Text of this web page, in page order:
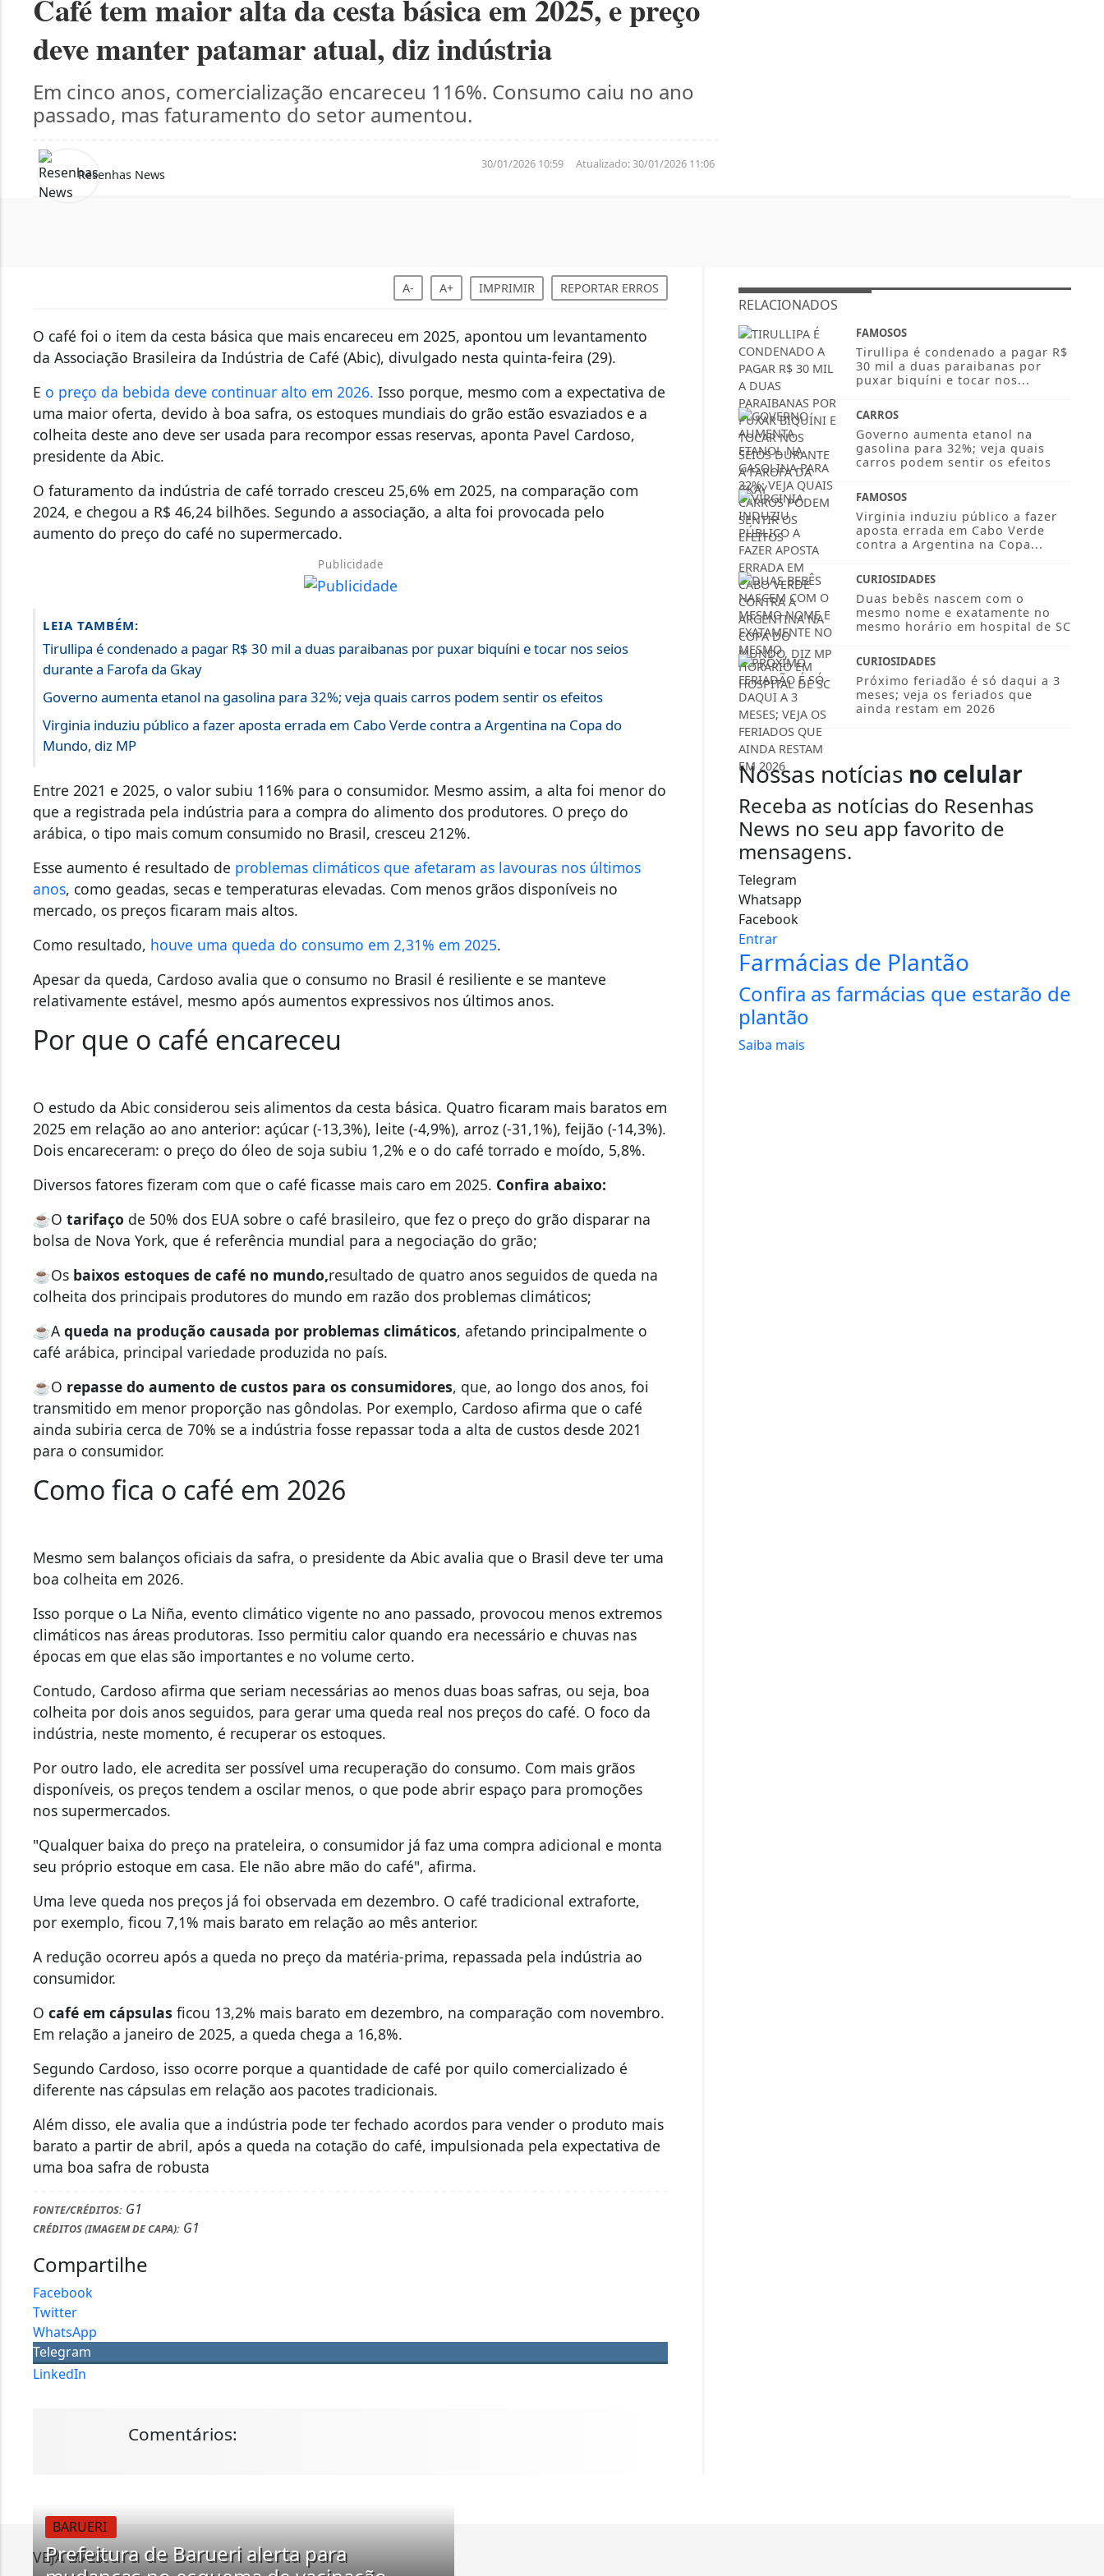
Café tem maior alta da cesta básica em 2025, e preço
deve manter patamar atual, diz indústria
Em cinco anos, comercialização encareceu 116%. Consumo caiu no ano
passado, mas faturamento do setor aumentou.
Resenhas News
Atualizado:30/01/2026 11:06
30/01/2026 10:59
A- A+ IMPRIMIR REPORTAR ERROS
O café foi o item da cesta básica que mais encareceu em 2025, apontou um levantamento
da Associação Brasileira da Indústria de Café (Abic), divulgado nesta quinta-feira (29).
E o preço da bebida deve continuar alto em 2026. Isso porque, mesmo com a expectativa de
uma maior oferta, devido à boa safra, os estoques mundiais do grão estão esvaziados e a
colheita deste ano deve ser usada para recompor essas reservas, aponta Pavel Cardoso,
presidente da Abic.
O faturamento da indústria de café torrado cresceu 25,6% em 2025, na comparação com
2024, e chegou a R$ 46,24 bilhões. Segundo a associação, a alta foi provocada pelo
aumento do preço do café no supermercado.
Publicidade
LEIA TAMBÉM:
Tirullipa é condenado a pagar R$ 30 mil a duas paraibanas por puxar biquíni e tocar nos seios
durante a Farofa da Gkay
Governo aumenta etanol na gasolina para 32%; veja quais carros podem sentir os efeitos
Virginia induziu público a fazer aposta errada em Cabo Verde contra a Argentina na Copa do
Mundo, diz MP
Entre 2021 e 2025, o valor subiu 116% para o consumidor. Mesmo assim, a alta foi menor do
que a registrada pela indústria para a compra do alimento dos produtores. O preço do
arábica, o tipo mais comum consumido no Brasil, cresceu 212%.
Esse aumento é resultado de problemas climáticos que afetaram as lavouras nos últimos
anos, como geadas, secas e temperaturas elevadas. Com menos grãos disponíveis no
mercado, os preços ficaram mais altos.
Como resultado, houve uma queda do consumo em 2,31% em 2025.
Apesar da queda, Cardoso avalia que o consumo no Brasil é resiliente e se manteve
relativamente estável, mesmo após aumentos expressivos nos últimos anos.
Por que o café encareceu
O estudo da Abic considerou seis alimentos da cesta básica. Quatro ficaram mais baratos em
2025 em relação ao ano anterior: açúcar (-13,3%), leite (-4,9%), arroz (-31,1%), feijão (-14,3%).
Dois encareceram: o preço do óleo de soja subiu 1,2% e o do café torrado e moído, 5,8%.
Diversos fatores fizeram com que o café ficasse mais caro em 2025. Confira abaixo:
☕Otarifaço de 50% dos EUA sobre o café brasileiro, que fez o preço do grão disparar na
bolsa de Nova York, que é referência mundial para a negociação do grão;
☕Os baixos estoques de café no mundo,resultado de quatro anos seguidos de queda na
colheita dos principais produtores do mundo em razão dos problemas climáticos;
☕A queda na produção causada por problemas climáticos, afetando principalmente o
café arábica, principal variedade produzida no país.
☕O repasse do aumento de custos para os consumidores, que, ao longo dos anos, foi
transmitido em menor proporção nas gôndolas. Por exemplo, Cardoso afirma que o café
ainda subiria cerca de 70% se a indústria fosse repassar toda a alta de custos desde 2021
para o consumidor.
Como fica o café em 2026
Mesmo sem balanços oficiais da safra, o presidente da Abic avalia que o Brasil deve ter uma
boa colheita em 2026.
Isso porque o La Niña, evento climático vigente no ano passado, provocou menos extremos
climáticos nas áreas produtoras. Isso permitiu calor quando era necessário e chuvas nas
épocas em que elas são importantes e no volume certo.
Contudo, Cardoso afirma que seriam necessárias ao menos duas boas safras, ou seja, boa
colheita por dois anos seguidos, para gerar uma queda real nos preços do café. O foco da
indústria, neste momento, é recuperar os estoques.
Por outro lado, ele acredita ser possível uma recuperação do consumo. Com mais grãos
disponíveis, os preços tendem a oscilar menos, o que pode abrir espaço para promoções
nos supermercados.
"Qualquer baixa do preço na prateleira, o consumidor já faz uma compra adicional e monta
seu próprio estoque em casa. Ele não abre mão do café", afirma.
Uma leve queda nos preços já foi observada em dezembro. O café tradicional extraforte,
por exemplo, ficou 7,1% mais barato em relação ao mês anterior.
A redução ocorreu após a queda no preço da matéria-prima, repassada pela indústria ao
consumidor.
Ocafé em cápsulas ficou 13,2% mais barato em dezembro, na comparação com novembro.
Em relação a janeiro de 2025, a queda chega a 16,8%.
Segundo Cardoso, isso ocorre porque a quantidade de café por quilo comercializado é
diferente nas cápsulas em relação aos pacotes tradicionais.
Além disso, ele avalia que a indústria pode ter fechado acordos para vender o produto mais
barato a partir de abril, após a queda na cotação do café, impulsionada pela expectativa de
uma boa safra de robusta
FONTE/CRÉDITOS: G1
CRÉDITOS (IMAGEM DE CAPA): G1
Compartilhe
Facebook
Twitter
WhatsApp
Telegram
LinkedIn
Comentários:
RELACIONADOS
FAMOSOS
Tirullipa é condenado a pagar R$
30 mil a duas paraibanas por
puxar biquíni e tocar nos...
CARROS
Governo aumenta etanol na
gasolina para 32%; veja quais
carros podem sentir os efeitos
FAMOSOS
Virginia induziu público a fazer
aposta errada em Cabo Verde
contra a Argentina na Copa...
CURIOSIDADES
Duas bebês nascem com o
mesmo nome e exatamente no
mesmo horário em hospital de SC
CURIOSIDADES
Próximo feriadão é só daqui a 3
meses; veja os feriados que
ainda restam em 2026
Nossas notícias no celular
Receba as notícias do Resenhas
News no seu app favorito de
mensagens.
Telegram
Whatsapp
Facebook
Entrar
Farmácias de Plantão
Confira as farmácias que estarão de
plantão
Saiba mais
VEJA MAIS
BARUERI
Prefeitura de Barueri alerta para